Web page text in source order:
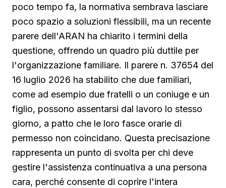
poco tempo fa, la normativa sembrava lasciare
poco spazio a soluzioni flessibili, ma un recente
parere dell'ARAN ha chiarito i termini della
questione, offrendo un quadro più duttile per
l'organizzazione familiare. Il parere n. 37654 del
16 luglio 2026 ha stabilito che due familiari,
come ad esempio due fratelli o un coniuge e un
figlio, possono assentarsi dal lavoro lo stesso
giorno, a patto che le loro fasce orarie di
permesso non coincidano. Questa precisazione
rappresenta un punto di svolta per chi deve
gestire l'assistenza continuativa a una persona
cara, perché consente di coprire l'intera